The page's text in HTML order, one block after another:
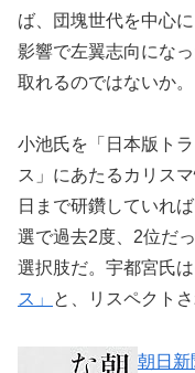
ば、団塊世代を中心に
影響で左翼志向にな
取れるのではないか。
小池氏を「日本版ト
ス」にあたるカリス
日まで研鑽していれ
選で過去2度、2位だ
選択肢だ。宇都宮氏
ス」
と、リスペクト
朝日新